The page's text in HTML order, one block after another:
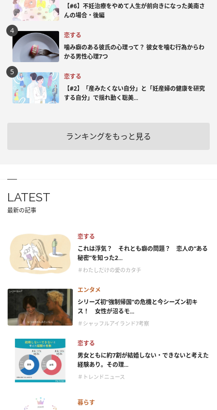
【#6】不妊治療をやめて人生が前向きになった美南さ
んの場合・後編
恋する
噛み癖のある彼氏の心理って？ 彼女を噛む行為からわ
かる男性心理7つ
恋する
【#2】「産みたくない自分」と「妊産婦の健康を研究
する自分」で揺れ動く聡美...
ランキングをもっと見る
LATEST
最新の記事
恋する
これは浮気？ それとも癖の問題？ 恋人の“ある
秘密”を知った2...
＃わたしだけの愛のカタチ
エンタメ
シリーズ初“強制帰国”の危機と今シーズン初キ
ス！ 女性が沼るモ...
＃シャッフルアイランド7考察
恋する
男女ともに約7割が結婚しない・できないと考えた
経験あり。その理...
＃トレンドニュース
暮らす